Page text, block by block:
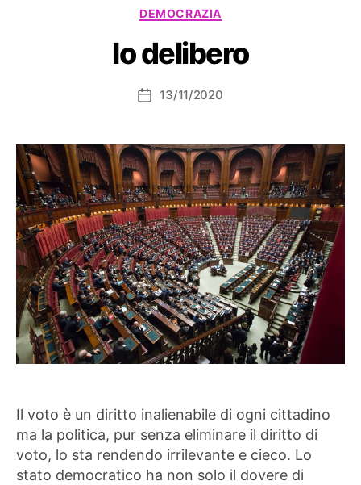
Categorie
DEMOCRAZIA
Io delibero
Data13/11/2020
Il voto è un diritto inalienabile di ogni cittadino
ma la politica, pur senza eliminare il diritto di
voto, lo sta rendendo irrilevante e cieco. Lo
stato democratico ha non solo il dovere di